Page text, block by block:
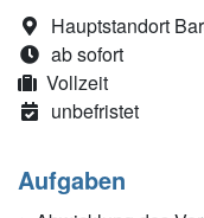
Hauptstandort
ab sofort
Vollzeit
unbefristet
Aufgaben